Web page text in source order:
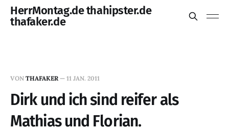
HerrMontag.de thahipster.de
thafaker.de
VON THAFAKER — 11 JAN. 2011
Dirk und ich sind reifer als
Mathias und Florian.